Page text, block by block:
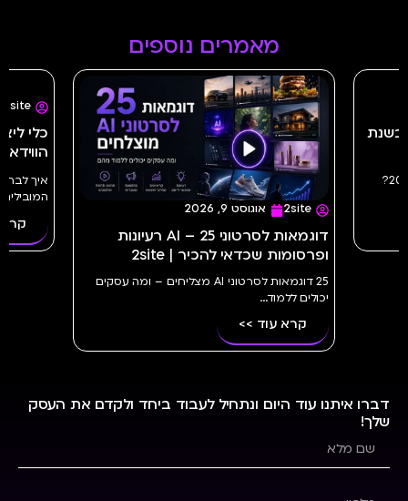
מאמרים נוספים
2site אוגוסט 9, 2026
כלי ליצירת סרטוני AI – השוואת כלי
הווידאו המובילים ב־2026 | 2site
המובילים...
לשנת
דברו איתנו עוד היום ונתחיל לעבוד ביחד ולקדם את העסק
שלך!